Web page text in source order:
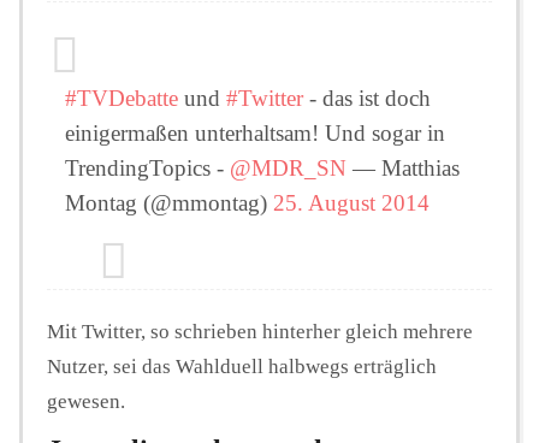
#TVDebatte und #Twitter- das ist doch
einigermaßen unterhaltsam! Und sogar in
TrendingTopics - @MDR_SN — Matthias
Montag (@mmontag) 25. August 2014
Mit Twitter, so schrieben hinterher gleich mehrere
Nutzer, sei das Wahlduell halbwegs erträglich
gewesen.